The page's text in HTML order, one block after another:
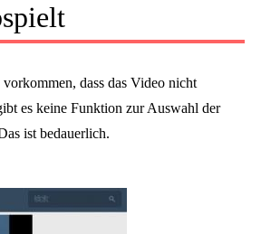
dass das Video nicht
es keine Funktion zur Auswahl der
ist bedauerlich.